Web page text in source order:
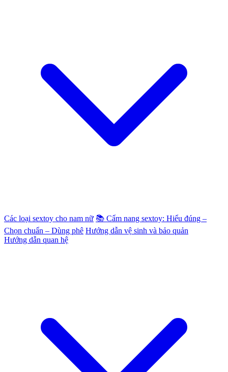
Các loại sextoy cho nam nữ 📚 Cẩm nang sextoy: Hiểu đúng –
Chọn chuẩn – Dùng phê Hướng dẫn vệ sinh và bảo quản
Hướng dẫn quan hệ